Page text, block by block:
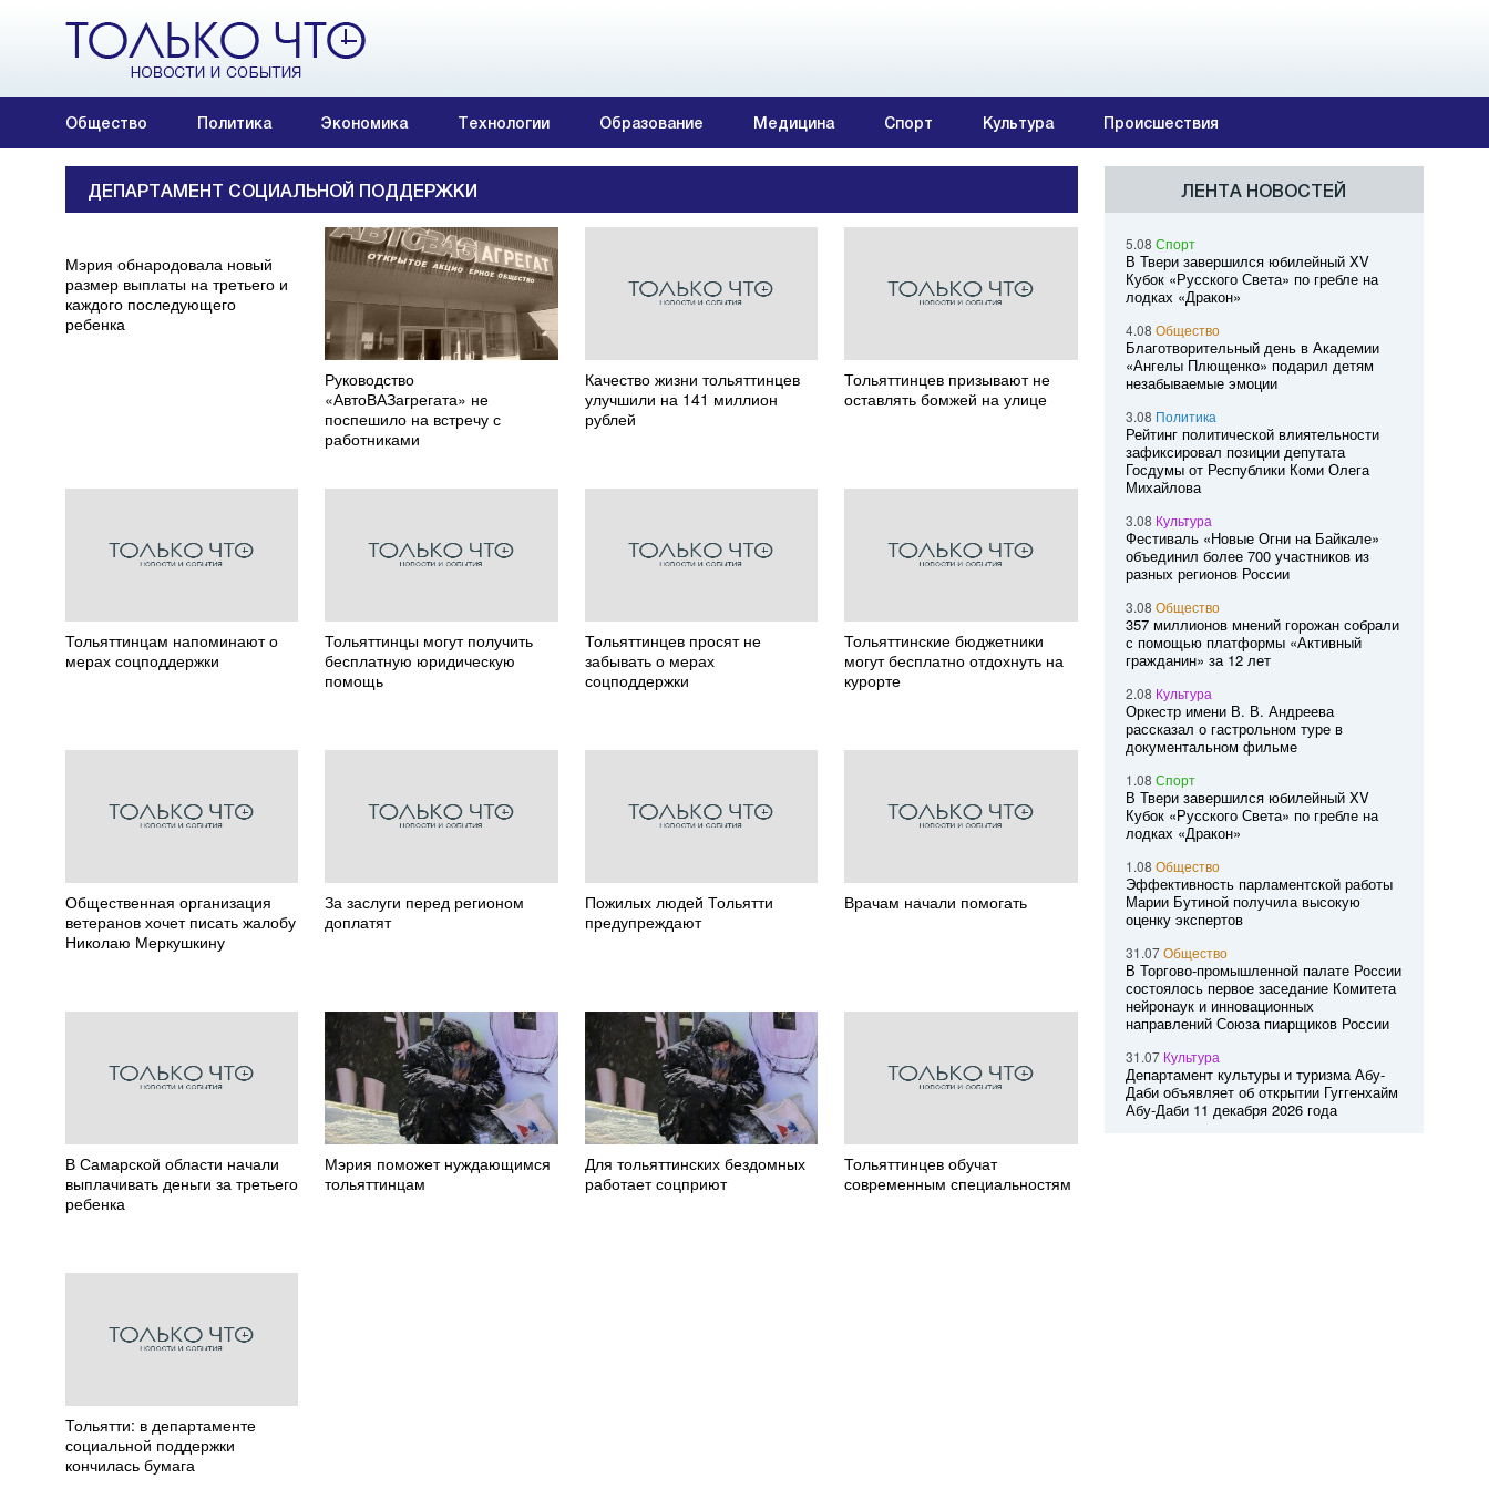
Общество Политика Экономика Технологии Образование Медицина Спорт Культура Происшествия
ДЕПАРТАМЕНТ СОЦИАЛЬНОЙ ПОДДЕРЖКИ
Мэрия обнародовала новый
размер выплаты на третьего и
каждого последующего
ребенка
Руководство
«АвтоВАЗагрегата» не
поспешило на встречу с
работниками
Качество жизни тольяттинцев
улучшили на 141 миллион
рублей
Тольяттинцев призывают не
оставлять бомжей на улице
Тольяттинцам напоминают о
мерах соцподдержки
Тольяттинцы могут получить
бесплатную юридическую
помощь
Тольяттинцев просят не
забывать о мерах
соцподдержки
Тольяттинские бюджетники
могут бесплатно отдохнуть на
курорте
Общественная организация
ветеранов хочет писать жалобу
Николаю Меркушкину
За заслуги перед регионом
доплатят
Пожилых людей Тольятти
предупреждают
Врачам начали помогать
В Самарской области начали
выплачивать деньги за третьего
ребенка
Мэрия поможет нуждающимся
тольяттинцам
Для тольяттинских бездомных
работает соцприют
Тольяттинцев обучат
современным специальностям
Тольятти: в департаменте
социальной поддержки
кончилась бумага
ЛЕНТА НОВОСТЕЙ
5.08 Спорт
В Твери завершился юбилейный XV
Кубок «Русского Света» по гребле на
лодках «Дракон»
4.08 Общество
Благотворительный день в Академии
«Ангелы Плющенко» подарил детям
незабываемые эмоции
3.08 Политика
Рейтинг политической влиятельности
зафиксировал позиции депутата
Госдумы от Республики Коми Олега
Михайлова
3.08 Культура
Фестиваль «Новые Огни на Байкале»
объединил более 700 участников из
разных регионов России
3.08 Общество
357 миллионов мнений горожан собрали
с помощью платформы «Активный
гражданин» за 12 лет
2.08 Культура
Оркестр имени В. В. Андреева
рассказал о гастрольном туре в
документальном фильме
1.08 Спорт
В Твери завершился юбилейный XV
Кубок «Русского Света» по гребле на
лодках «Дракон»
1.08 Общество
Эффективность парламентской работы
Марии Бутиной получила высокую
оценку экспертов
31.07Общество
В Торгово-промышленной палате России
состоялось первое заседание Комитета
нейронаук и инновационных
направлений Союза пиарщиков России
31.07 Культура
Департамент культуры и туризма Абу-
Даби объявляет об открытии Гуггенхайм
Абу-Даби 11 декабря 2026 года